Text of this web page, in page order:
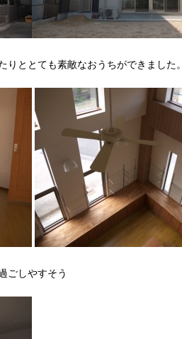
ととても素敵なおうちができました。
ごしやすそう